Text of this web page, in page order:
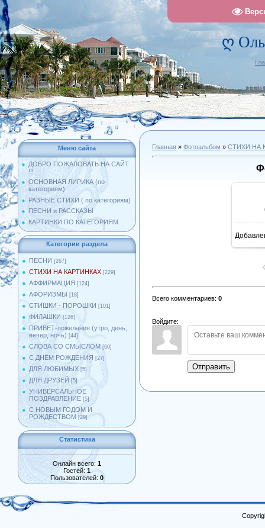
ღ
Меню сайта
ДОБРО ПОЖАЛОВАТЬ НА САЙТ
!!!
ОСНОВНАЯ ЛИРИКА (по
категориям)
РАЗНЫЕ СТИХИ ( по категориям)
ПЕСНИ и РАССКАЗЫ
КАРТИНКИ ПО КАТЕГОРИЯМ
Категории раздела
ПЕСНИ [267]
СТИХИ НА КАРТИНКАХ [229]
АФФИРМАЦИЯ [124]
АФОРИЗМЫ [18]
СТИШКИ - ПОРОШКИ [101]
ФИЛАШКИ [126]
ПРИВЕТ-пожелания (утро, день,
вечер, ночь) [44]
СЛОВА СО СМЫСЛОМ [60]
С ДНЁМ РОЖДЕНИЯ [27]
ДЛЯ ЛЮБИМЫХ [5]
ДЛЯ ДРУЗЕЙ [5]
УНИВЕРСАЛЬНОЕ
ПОЗДРАВЛЕНИЕ [5]
С НОВЫМ ГОДОМ И
РОЖДЕСТВОМ [29]
Статистика
Онлайн всего: 1
Гостей: 1
Пользователей: 0
Главная » Фотоальбом » СТИХИ НА
Всего комментариев: 0
Войдите:
Отправить